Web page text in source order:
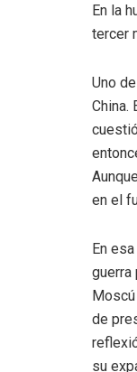
En la
tercer
Uno
China.
en el
En
guerra
de
su